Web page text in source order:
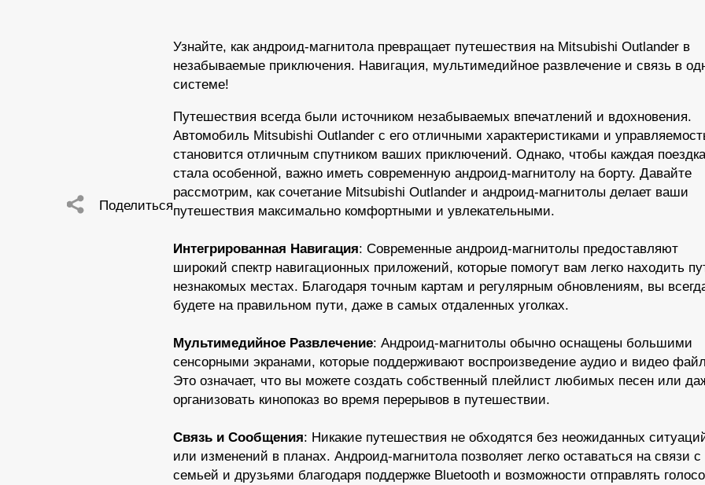
Поделиться
Узнайте, как андроид-магнитола превращает путешествия на Mitsubishi Outlander в
незабываемые приключения. Навигация, мультимедийное развлечение и связь в
системе!
Путешествия всегда были источником незабываемых впечатлений и вдохновения.
Автомобиль Mitsubishi Outlander с его отличными характеристиками и
становится отличным спутником ваших приключений. Однако, чтобы каждая поездка
стала особенной, важно иметь современную андроид-магнитолу на борту. Давайте
рассмотрим, как сочетание Mitsubishi Outlander и андроид-магнитолы делает ваши
путешествия максимально комфортными и увлекательными.
Интегрированная Навигация: Современные андроид-магнитолы предоставляют
широкий спектр навигационных приложений, которые помогут вам легко находить
незнакомых местах. Благодаря точным картам и регулярным обновлениям, вы
будете на правильном пути, даже в самых отдаленных уголках.
Мультимедийное Развлечение: Андроид-магнитолы обычно оснащены большими
сенсорными экранами, которые поддерживают воспроизведение аудио и видео
Это означает, что вы можете создать собственный плейлист любимых песен или
организовать кинопоказ во время перерывов в путешествии.
Связь и Сообщения: Никакие путешествия не обходятся без неожиданных
или изменений в планах. Андроид-магнитола позволяет легко оставаться на связи с
семьей и друзьями благодаря поддержке Bluetooth и возможности отправлять